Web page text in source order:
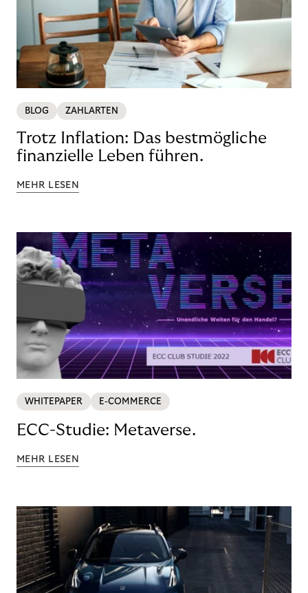
BLOG ZAHLARTEN
Trotz Inflation: Das bestmögliche
finanzielle Leben führen.
MEHR LESEN
WHITEPAPER E-COMMERCE
ECC-Studie: Metaverse.
MEHR LESEN